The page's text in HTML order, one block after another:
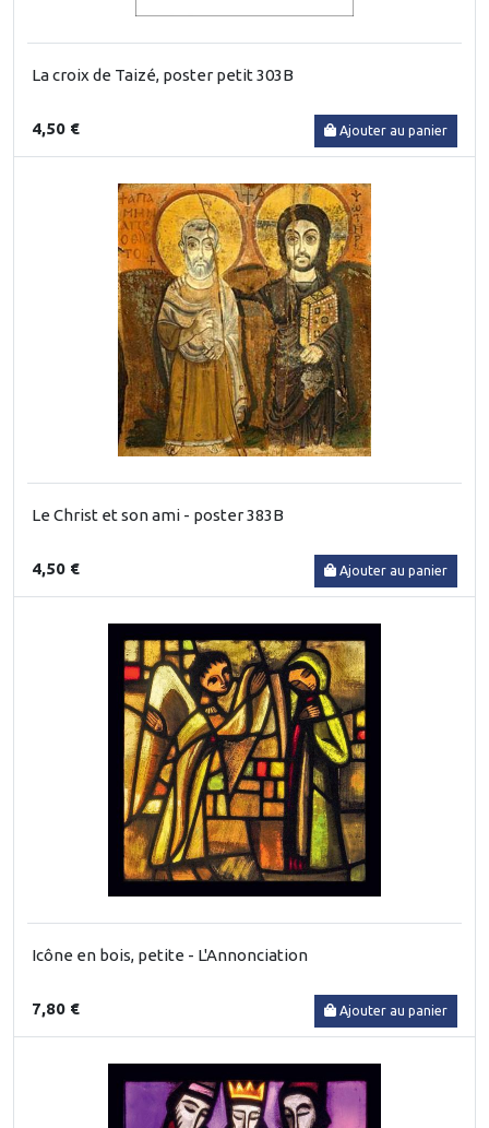
La croix de Taizé, poster petit 303B
4,50 € Ajouter au panier
Le Christ et son ami - poster 383B
4,50 € Ajouter au panier
Icône en bois, petite - L'Annonciation
7,80 € Ajouter au panier